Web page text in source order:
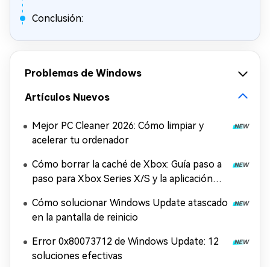
Conclusión:
Problemas de Windows
Artículos Nuevos
Mejor PC Cleaner 2026: Cómo limpiar y
acelerar tu ordenador
Cómo borrar la caché de Xbox: Guía paso a
paso para Xbox Series X/S y la aplicación
Cómo solucionar Windows Update atascado
en la pantalla de reinicio
Error 0x80073712 de Windows Update: 12
soluciones efectivas